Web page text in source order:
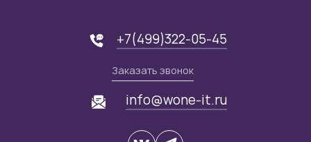
+7(499)322-05-45
Заказать звонок
info@wone-it.ru